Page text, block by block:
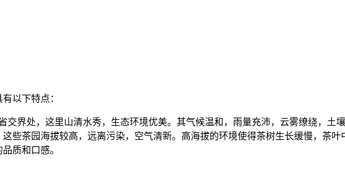
有以下特点：
交界处，这里山清水秀，生态环境优美。其气候温和，雨量充沛，云雾缭绕，土
些茶园海拔较高，远离污染，空气清新。高海拔的环境使得茶树生长缓慢，茶
质和口感。